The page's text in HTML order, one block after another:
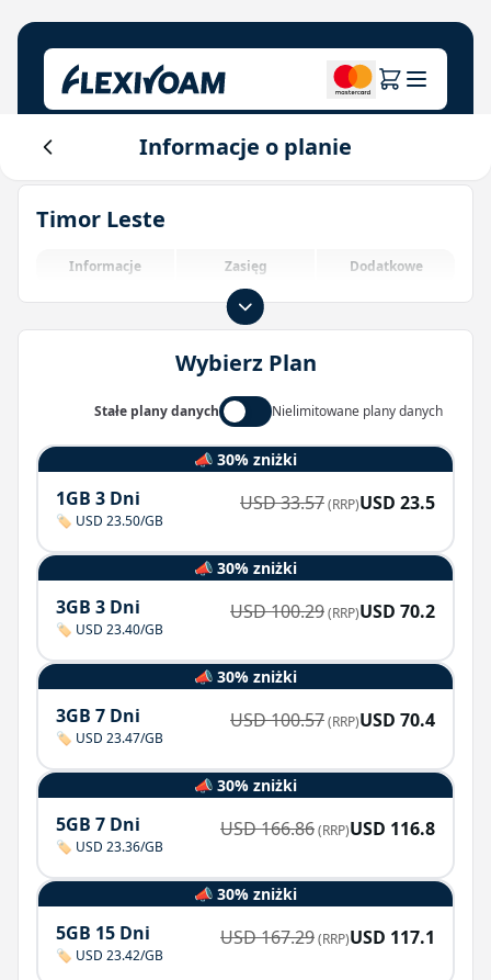
Przeglądaj Plany
Centrum inwestorów
Rozwiązania IoT
Dla marek
Login
Informacje o planie
Timor Leste
Informacje Zasięg Dodatkowe
Wybierz Plan
Stałe plany danych Nielimitowane plany danych
📣 30% zniżki
1GB 3 Dni
🏷️ USD 23.50/GB
USD33.57(RRP)USD 23.5
📣 30% zniżki
3GB 3 Dni
🏷️ USD 23.40/GB
USD100.29(RRP)USD 70.2
📣 30% zniżki
3GB 7 Dni
🏷️ USD 23.47/GB
USD100.57(RRP)USD 70.4
📣 30% zniżki
5GB 7 Dni
🏷️ USD 23.36/GB
USD166.86(RRP)USD 116.8
📣 30% zniżki
5GB 15 Dni
🏷️ USD 23.42/GB
USD167.29(RRP)USD 117.1